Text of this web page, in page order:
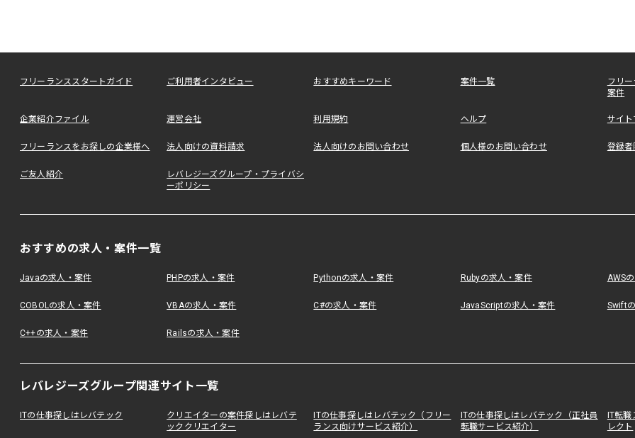
フリーランススタートガイド ご利用者インタビュー おすすめキーワード 案件一覧
フリ
案件
企業紹介ファイル 運営会社 利用規約 ヘルプ サイ
フリーランスをお探しの企業様へ 法人向けの資料請求 法人向けのお問い合わせ 個人様のお問い合わせ 登録者
ご友人紹介
レバレジーズグループ・プライバシ
ーポリシー
おすすめの求人・案件一覧
Javaの求人・案件 PHPの求人・案件 Pythonの求人・案件 Rubyの求人・案件 AWS
COBOLの求人・案件 VBAの求人・案件 C#の求人・案件 JavaScriptの求人・案件 Swift
C++の求人・案件 Railsの求人・案件
レバレジーズグループ関連サイト一覧
ITの仕事探しはレバテック
クリエイターの案件探しはレバテ
ッククリエイター
ITの仕事探しはレバテック（フリー
ランス向けサービス紹介）
ITの仕事探しはレバテック（正社員
転職サービス紹介）
IT転
レクト